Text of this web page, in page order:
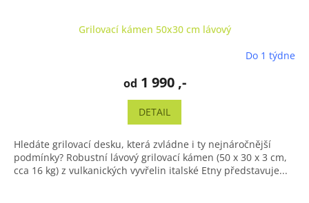
Grilovací kámen 50x30 cm lávový
hvězdiček.
Do 1 týdne
od 1 990 ,-
DETAIL
Hledáte grilovací desku, která zvládne i ty nejnáročnější
podmínky? Robustní lávový grilovací kámen (50 x 30 x 3 cm,
cca 16 kg) z vulkanických vyvřelin italské Etny představuje...